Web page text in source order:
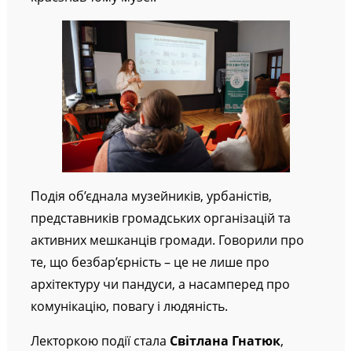
Подія об’єднала музейників, урбаністів,
представників громадських організацій та
активних мешканців громади. Говорили про
те, що безбар’єрність – це не лише про
архітектуру чи пандуси, а насамперед про
комунікацію, повагу і людяність.
Лекторкою події стала Світлана Гнатюк,